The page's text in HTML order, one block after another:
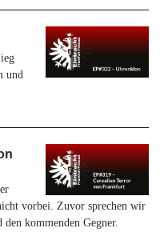
und
vorbei. Zuvor sprechen wir
kommenden Gegner.